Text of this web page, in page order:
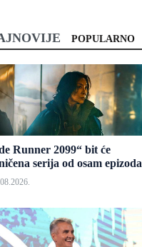
POPULARNO
Runner 2099“ bit će
serija od osam epizoda